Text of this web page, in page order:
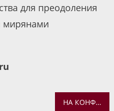
для преодоления
мирянами
НА КОНФЕРЕНЦИИ В ОБЩЕСТВЕННОЙ ПАЛАТЕ РФ ОБСУДЯТ ВОЗРОЖДЕНИЕ СЕЛЬСКИХ ХРАМОВ